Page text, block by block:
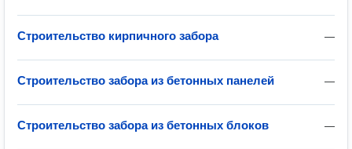
—
Строительство кирпичного забора
—
Строительство забора из бетонных панелей
—
Строительство забора из бетонных блоков